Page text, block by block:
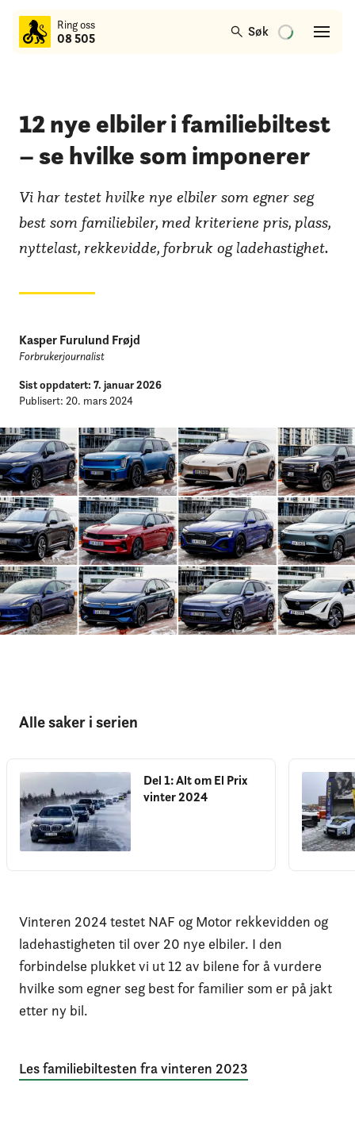
Ring oss
08 505 Søk
hovedinnhold
12 nye elbiler i familiebiltest
– se hvilke som imponerer
Vi har testet hvilke nye elbiler som egner seg
best som familiebiler, med kriteriene pris, plass,
nyttelast, rekkevidde, forbruk og ladehastighet.
Kasper Furulund Frøjd
Forbrukerjournalist
Sist oppdatert: 7. januar 2026
Publisert: 20. mars 2024
Alle saker i serien
Del 1: Alt om El Prix
vinter 2024
Vinteren 2024 testet NAF og Motor rekkevidden og
ladehastigheten til over 20 nye elbiler. I den
forbindelse plukket vi ut 12 av bilene for å vurdere
hvilke som egner seg best for familier som er på jakt
etter ny bil.
Les familiebiltesten fra vinteren 2023